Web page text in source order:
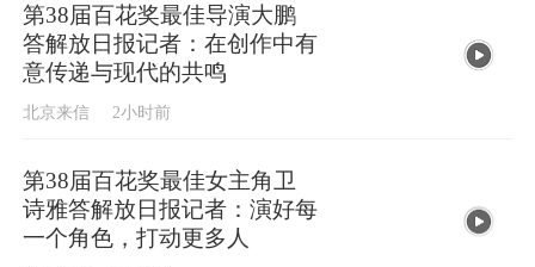
第38届百花奖最佳导演大鹏
答解放日报记者：在创作中有
意传递与现代的共鸣
北京来信 2小时前
第38届百花奖最佳女主角卫
诗雅答解放日报记者：演好每
一个角色，打动更多人